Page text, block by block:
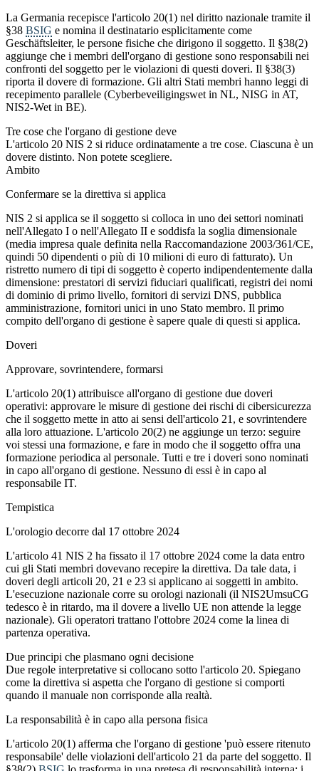
La Germania recepisce l'articolo 20(1) nel diritto nazionale tramite il
§38 BSIG e nomina il destinatario esplicitamente come
Geschäftsleiter, le persone fisiche che dirigono il soggetto. Il §38(2)
aggiunge che i membri dell'organo di gestione sono responsabili nei
confronti del soggetto per le violazioni di questi doveri. Il §38(3)
riporta il dovere di formazione. Gli altri Stati membri hanno leggi di
recepimento parallele (Cyberbeveiligingswet in NL, NISG in AT,
NIS2-Wet in BE).
Tre cose che l'organo di gestione deve
L'articolo 20 NIS 2 si riduce ordinatamente a tre cose. Ciascuna è un
dovere distinto. Non potete scegliere.
Ambito
Confermare se la direttiva si applica
NIS 2 si applica se il soggetto si colloca in uno dei settori nominati
nell'Allegato I o nell'Allegato II e soddisfa la soglia dimensionale
(media impresa quale definita nella Raccomandazione 2003/361/CE,
quindi 50 dipendenti o più di 10 milioni di euro di fatturato). Un
ristretto numero di tipi di soggetto è coperto indipendentemente dalla
dimensione: prestatori di servizi fiduciari qualificati, registri dei nomi
di dominio di primo livello, fornitori di servizi DNS, pubblica
amministrazione, fornitori unici in uno Stato membro. Il primo
compito dell'organo di gestione è sapere quale di questi si applica.
Doveri
Approvare, sovrintendere, formarsi
L'articolo 20(1) attribuisce all'organo di gestione due doveri
operativi: approvare le misure di gestione dei rischi di cibersicurezza
che il soggetto mette in atto ai sensi dell'articolo 21, e sovrintendere
alla loro attuazione. L'articolo 20(2) ne aggiunge un terzo: seguire
voi stessi una formazione, e fare in modo che il soggetto offra una
formazione periodica al personale. Tutti e tre i doveri sono nominati
in capo all'organo di gestione. Nessuno di essi è in capo al
responsabile IT.
Tempistica
L'orologio decorre dal 17 ottobre 2024
L'articolo 41 NIS 2 ha fissato il 17 ottobre 2024 come la data entro
cui gli Stati membri dovevano recepire la direttiva. Da tale data, i
doveri degli articoli 20, 21 e 23 si applicano ai soggetti in ambito.
L'esecuzione nazionale corre su orologi nazionali (il NIS2UmsuCG
tedesco è in ritardo, ma il dovere a livello UE non attende la legge
nazionale). Gli operatori trattano l'ottobre 2024 come la linea di
partenza operativa.
Due principi che plasmano ogni decisione
Due regole interpretative si collocano sotto l'articolo 20. Spiegano
come la direttiva si aspetta che l'organo di gestione si comporti
quando il manuale non corrisponde alla realtà.
La responsabilità è in capo alla persona fisica
L'articolo 20(1) afferma che l'organo di gestione 'può essere ritenuto
responsabile' delle violazioni dell'articolo 21 da parte del soggetto. Il